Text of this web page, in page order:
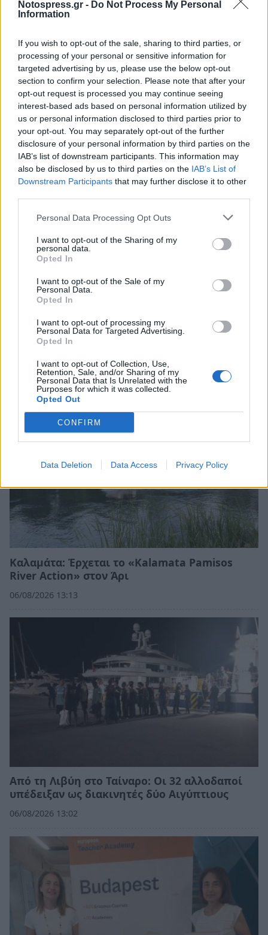
Notospress.gr - Do Not Process My Personal
Information
If you wish to opt-out of the sale, sharing to third parties, or
processing of your personal or sensitive information for
targeted advertising by us, please use the below opt-out
section to confirm your selection. Please note that after your
opt-out request is processed you may continue seeing
interest-based ads based on personal information utilized by
us or personal information disclosed to third parties prior to
your opt-out. You may separately opt-out of the further
disclosure of your personal information by third parties on the
IAB’s list of downstream participants. This information may
also be disclosed by us to third parties on the IAB’s List of
Downstream Participants that may further disclose it to other
Personal Data Processing Opt Outs
I want to opt-out of the Sharing of my
personal data.
Opted In
I want to opt-out of the Sale of my
Personal Data.
Opted In
I want to opt-out of processing my
Personal Data for Targeted Advertising.
Opted In
I want to opt-out of Collection, Use,
Retention, Sale, and/or Sharing of my
Personal Data that Is Unrelated with the
Purposes for which it was collected.
Opted Out
CONFIRM
Data Deletion Data Access Privacy Policy
Τι προβάλλουν τα Cinema σε επτά πόλεις της
Πελοποννήσου
06/08/2026 15:12
Φωτιά τώρα στο Αριοχώρι Καλαμάτας –
06/08/2026 14:44
Καλαμάτα: Έρχεται το «Kalamata Pamisos
River Action» στον Άρι
06/08/2026 13:13
Από τη Λιβύη στο Ταίναρο: Οι 32 αλλοδαποί
υπέδειξαν ως διακινητές δύο Αιγύπτιους
06/08/2026 13:02